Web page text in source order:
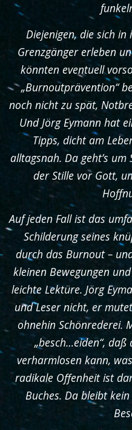
Diejenigen, die sich
Grenzgänger erleben
könnten eventuell
„Burnoutprävention“
noch nicht zu spät,
Und Jörg Eymann hat
Tipps, dicht am
alltagsnah. Da geht’s
der Stille vor Gott,
Auf jeden Fall ist das
Schilderung seines
durch das Burnout –
kleinen Bewegungen
leichte Lektüre. Jörg
und Leser nicht, er
ohnehin Schönrederei.
„besch…eiden“,
verharmlosen kann,
radikale Offenheit ist
Buches. Da bleibt